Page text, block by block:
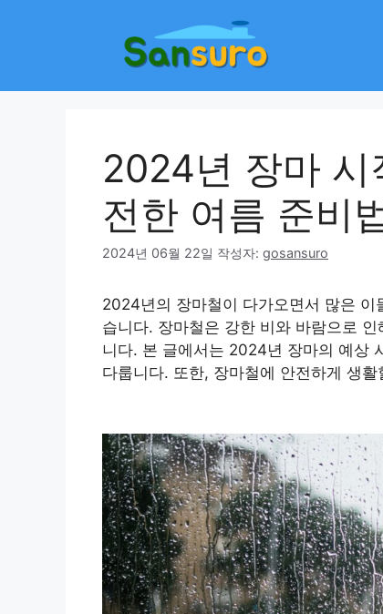
2024년 장마 시
전한 여름 준비
2024년 06월 22일 작성자: gosansuro
2024년의 장마철이 다가오면서 많은 이
습니다. 장마철은 강한 비와 바람으로
니다. 본 글에서는 2024년 장마의 예상
다룹니다. 또한, 장마철에 안전하게 생